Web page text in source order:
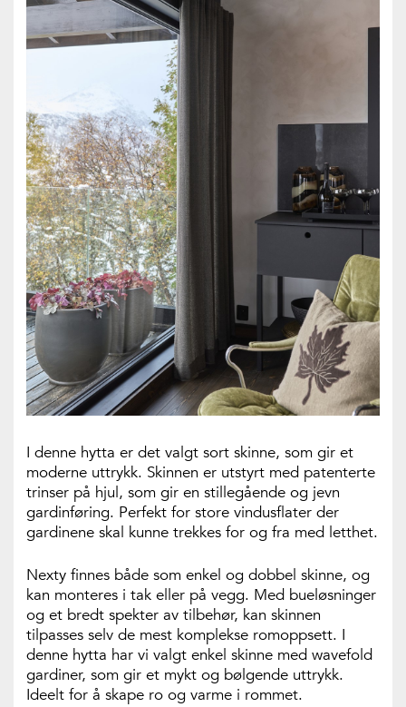
I denne hytta er det valgt sort skinne, som gir et
moderne uttrykk. Skinnen er utstyrt med patenterte
trinser på hjul, som gir en stillegående og jevn
gardinføring. Perfekt for store vindusflater der
gardinene skal kunne trekkes for og fra med letthet.
Nexty finnes både som enkel og dobbel skinne, og
kan monteres i tak eller på vegg. Med bueløsninger
og et bredt spekter av tilbehør, kan skinnen
tilpasses selv de mest komplekse romoppsett. I
denne hytta har vi valgt enkel skinne med wavefold
gardiner, som gir et mykt og bølgende uttrykk.
Ideelt for å skape ro og varme i rommet.